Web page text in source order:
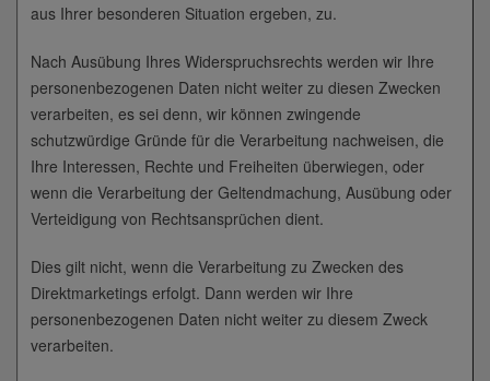
aus Ihrer besonderen Situation ergeben, zu.
Nach Ausübung Ihres Widerspruchsrechts werden wir Ihre
personenbezogenen Daten nicht weiter zu diesen Zwecken
verarbeiten, es sei denn, wir können zwingende
schutzwürdige Gründe für die Verarbeitung nachweisen, die
Ihre Interessen, Rechte und Freiheiten überwiegen, oder
wenn die Verarbeitung der Geltendmachung, Ausübung oder
Verteidigung von Rechtsansprüchen dient.
Dies gilt nicht, wenn die Verarbeitung zu Zwecken des
Direktmarketings erfolgt. Dann werden wir Ihre
personenbezogenen Daten nicht weiter zu diesem Zweck
verarbeiten.